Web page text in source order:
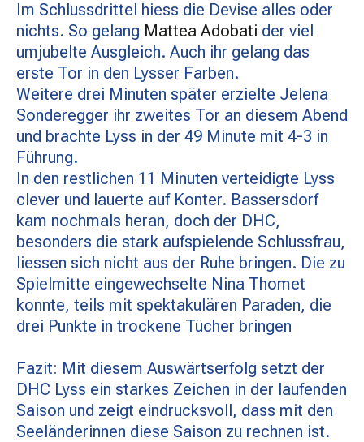
Im Schlussdrittel hiess die Devise alles oder
nichts. So gelang Mattea Adobati der viel
umjubelte Ausgleich. Auch ihr gelang das
erste Tor in den Lysser Farben.
Weitere drei Minuten später erzielte Jelena
Sonderegger ihr zweites Tor an diesem Abend
und brachte Lyss in der 49 Minute mit 4-3 in
Führung.
In den restlichen 11 Minuten verteidigte Lyss
clever und lauerte auf Konter. Bassersdorf
kam nochmals heran, doch der DHC,
besonders die stark aufspielende Schlussfrau,
liessen sich nicht aus der Ruhe bringen. Die zu
Spielmitte eingewechselte Nina Thomet
konnte, teils mit spektakulären Paraden, die
drei Punkte in trockene Tücher bringen
Fazit: Mit diesem Auswärtserfolg setzt der
DHC Lyss ein starkes Zeichen in der laufenden
Saison und zeigt eindrucksvoll, dass mit den
Seeländerinnen diese Saison zu rechnen ist.